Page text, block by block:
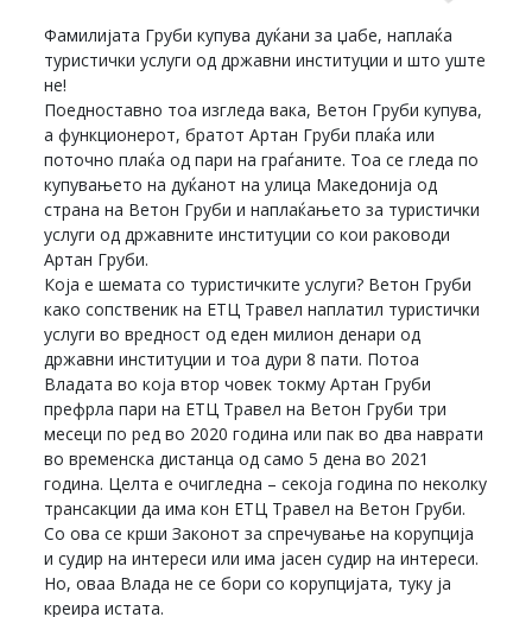
Фамилијата Груби купува дуќани за џабе, наплаќа
туристички услуги од државни институции и што уште
не!
Поедноставно тоа изгледа вака, Ветон Груби купува,
а функционерот, братот Артан Груби плаќа или
поточно плаќа од пари на граѓаните. Тоа се гледа по
купувањето на дуќанот на улица Македонија од
страна на Ветон Груби и наплаќањето за туристички
услуги од државните институции со кои раководи
Артан Груби.
Која е шемата со туристичките услуги? Ветон Груби
како сопственик на ЕТЦ Травел наплатил туристички
услуги во вредност од еден милион денари од
државни институции и тоа дури 8 пати. Потоа
Владата во која втор човек токму Артан Груби
префрла пари на ЕТЦ Травел на Ветон Груби три
месеци по ред во 2020 година или пак во два наврати
во временска дистанца од само 5 дена во 2021
година. Целта е очигледна – секоја година по неколку
трансакции да има кон ЕТЦ Травел на Ветон Груби.
Со ова се крши Законот за спречување на корупција
и судир на интереси или има јасен судир на интереси.
Но, оваа Влада не се бори со корупцијата, туку ја
креира истата.